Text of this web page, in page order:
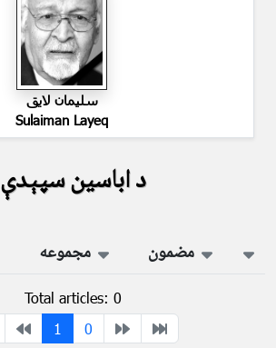
سليمان لايق
Sulaiman Layeq
د اباسین سپېدې
مضمون مجموعه
Total articles: 0
1
0